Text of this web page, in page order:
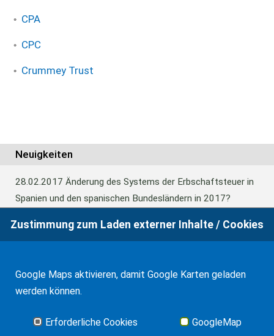
CPA
CPC
Crummey Trust
Neuigkeiten
28.02.2017 Änderung des Systems der Erbschaftsteuer in
Spanien und den spanischen Bundesländern in 2017?
24.06.2016Europäisches Güterrecht verabschiedet
01.01.2016
Erbschaftsteuer und Schenkungssteuer der
Zustimmung zum Laden externer Inhalte / Cookies
Google Maps aktivieren, damit Google Karten geladen
werden können.
Erforderliche Cookies GoogleMap